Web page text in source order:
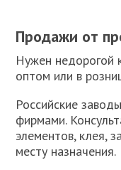
Продажи от
Нужен недорогой
оптом или в
Российские
фирмами.
элементов, клея,
месту назначения.